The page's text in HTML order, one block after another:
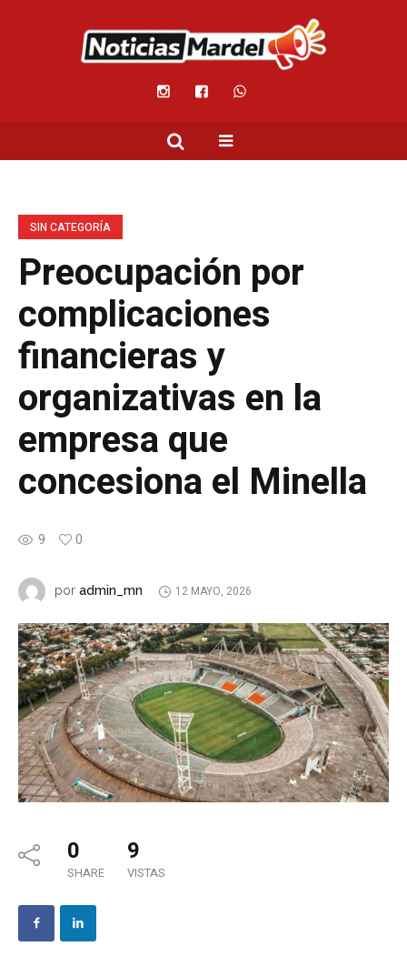
SIN CATEGORÍA
Preocupación por
complicaciones
financieras y
organizativas en la
empresa que
concesiona el Minella
9 0
por admin_mn 12 MAYO, 2026
0
SHARE
9
VISTAS